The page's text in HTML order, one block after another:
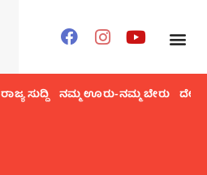
ರಾಜ್ಯ ಸುದ್ದಿ ನಮ್ಮ ಊರು-ನಮ್ಮ ಬೇರು ದೇಶ